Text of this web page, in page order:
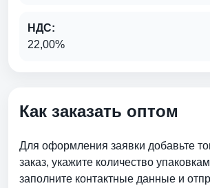
НДС:
22,00%
Как заказать оптом
Для оформления заявки добавьте
заказ, укажите количество
заполните контактные данные и